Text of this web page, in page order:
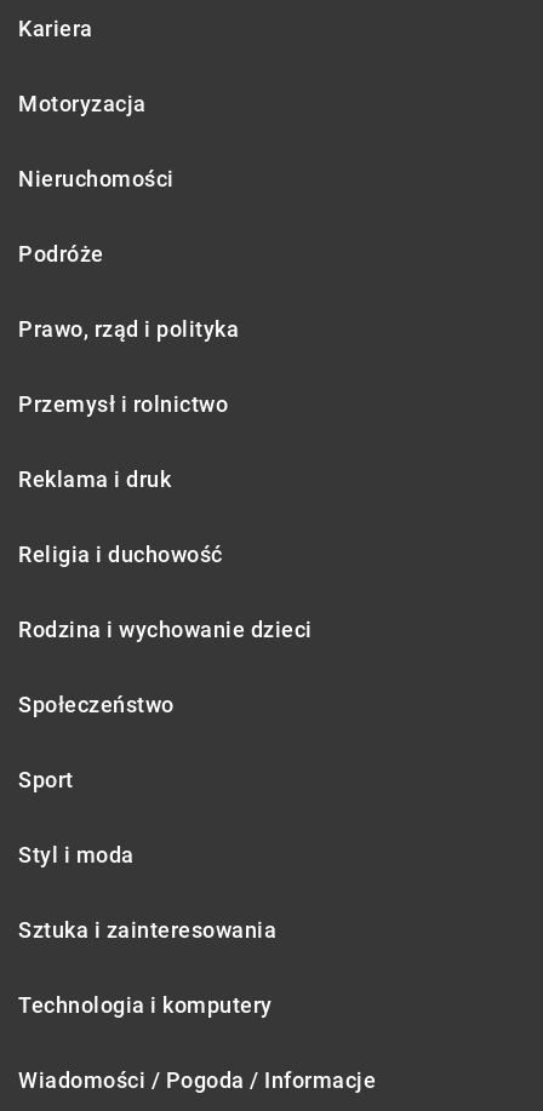
Kariera
Motoryzacja
Nieruchomości
Podróże
Prawo, rząd i polityka
Przemysł i rolnictwo
Reklama i druk
Religia i duchowość
Rodzina i wychowanie dzieci
Społeczeństwo
Sport
Styl i moda
Sztuka i zainteresowania
Technologia i komputery
Wiadomości / Pogoda / Informacje